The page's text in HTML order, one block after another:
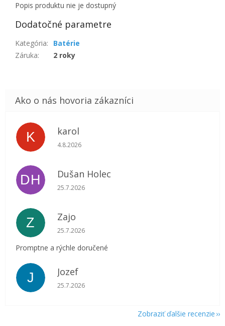
Popis produktu nie je dostupný
Dodatočné parametre
Kategória:
Batérie
Záruka: 2 roky
K karol
Hodnotenie obchodu je 5 z 5 hviezdičiek.
4.8.2026
DH Dušan Holec
Hodnotenie obchodu je 5 z 5 hviezdičiek.
25.7.2026
Z Zajo
Hodnotenie obchodu je 5 z 5 hviezdičiek.
25.7.2026
Promptne a rýchle doručené
J Jozef
Hodnotenie obchodu je 5 z 5 hviezdičiek.
25.7.2026
Zobraziť ďalšie recenzie